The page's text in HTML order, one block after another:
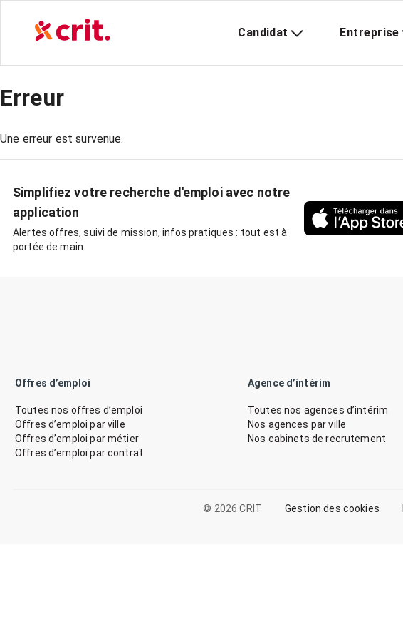
Candidat Entreprise
Erreur
Une erreur est survenue.
Simplifiez votre recherche d'emploi avec notre
application
Alertes offres, suivi de mission, infos pratiques : tout est à
portée de main.
Offres d’emploi
Toutes nos offres d’emploi
Offres d’emploi par ville
Offres d’emploi par métier
Offres d’emploi par contrat
Agence d’intérim
Toutes nos agences d’intérim
Nos agences par ville
Nos cabinets de recrutement
© 2026 CRIT Gestion des cookies